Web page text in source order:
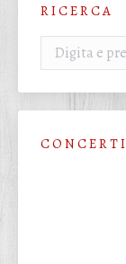
R I C E R C A
Cerca:
C O N C E R T I